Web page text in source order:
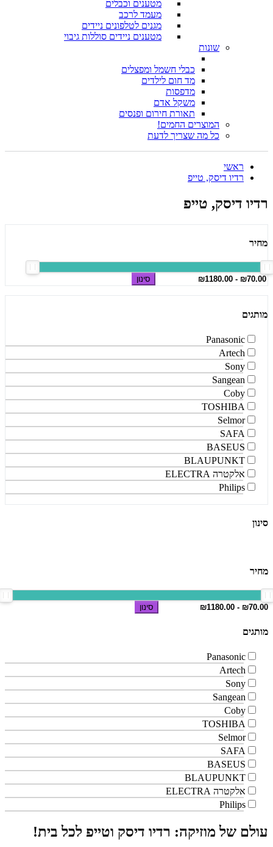
מטענים וכבלים
מעמד לרכב
מגנים לטלפונים ניידים
מטענים ניידים סוללות גיבוי
שונות
כבלי חשמל ומפצלים
מד חום לילדים
מדפסות
משקל אדם
תאורת חירום ופנסים
המוצרים החמים!
כל מה שצריך לדעת
ראשי
רדיו דיסק, טייפ
רדיו דיסק, טייפ
מחיר
סינון
מותגים
Panasonic
Artech
Sony
Sangean
Coby
TOSHIBA
Selmor
SAFA
BASEUS
BLAUPUNKT
אלקטרה ELECTRA
Philips
סינון
מחיר
סינון
מותגים
Panasonic
Artech
Sony
Sangean
Coby
TOSHIBA
Selmor
SAFA
BASEUS
BLAUPUNKT
אלקטרה ELECTRA
Philips
עולם של מוזיקה: רדיו דיסק וטייפ לכל בית!